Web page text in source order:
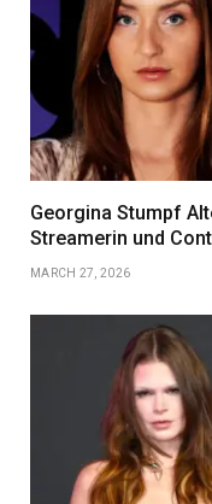
Georgina Stumpf
Streamerin und
MARCH 27, 2026